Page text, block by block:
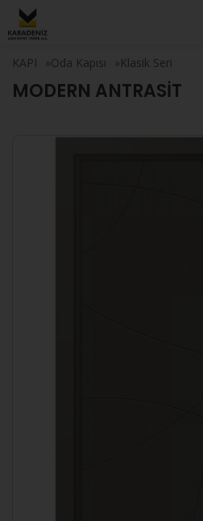
KAPI »Oda Kapısı »Klasik Seri
MODERN ANTRASİT